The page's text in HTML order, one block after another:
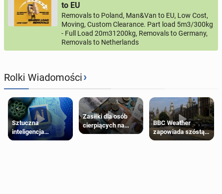
to EU
Removals to Poland, Man&Van to EU, Low Cost,
Moving, Custom Clearance. Part load 5m3/300kg
- Full Load 20m31200kg, Removals to Germany,
Removals to Netherlands
Rolki Wiadomości›
Sztuczna
inteligencja
próbowała oszukać
Zasiłki dla osób
cierpiących na
schorzenia
BBC Weather
zapowiada szóstą
falę upałów w